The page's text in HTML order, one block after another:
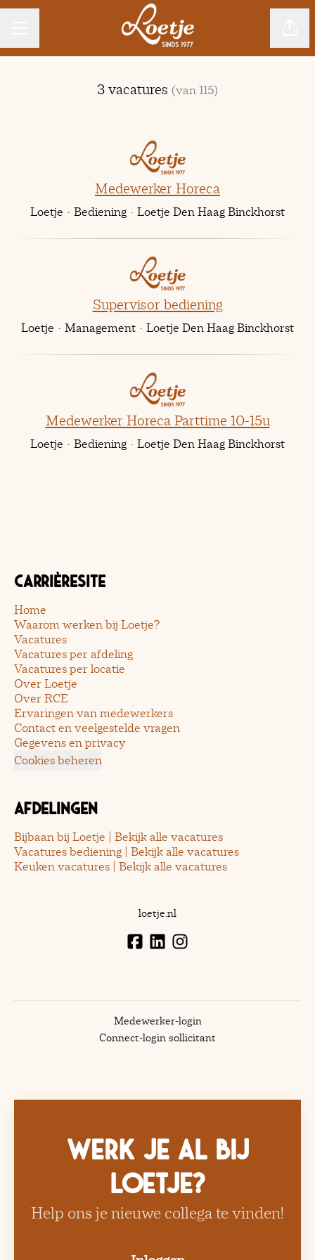
3 vacatures (van 115)
Medewerker Horeca
Loetje · Bediening · Loetje Den Haag Binckhorst
Supervisor bediening
Loetje · Management · Loetje Den Haag Binckhorst
Medewerker Horeca Parttime 10-15u
Loetje · Bediening · Loetje Den Haag Binckhorst
Carrièresite
Home
Waarom werken bij Loetje?
Vacatures
Vacatures per afdeling
Vacatures per locatie
Over Loetje
Over RCE
Ervaringen van medewerkers
Contact en veelgestelde vragen
Gegevens en privacy
Cookies beheren
Afdelingen
Bijbaan bij Loetje | Bekijk alle vacatures
Vacatures bediening | Bekijk alle vacatures
Keuken vacatures | Bekijk alle vacatures
loetje.nl
Medewerker-login
Connect-login sollicitant
Werk je al bij
Loetje?
Help ons je nieuwe collega te vinden!